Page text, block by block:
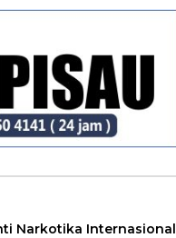
Narkotika Internasional